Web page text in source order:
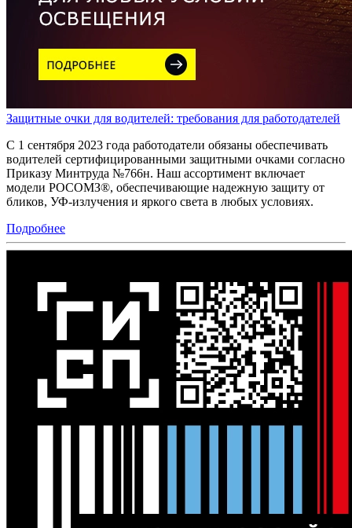
Защитные очки для водителей: требования для работодателей
С 1 сентября 2023 года работодатели обязаны обеспечивать
водителей сертифицированными защитными очками согласно
Приказу Минтруда №766н. Наш ассортимент включает
модели РОСОМЗ®, обеспечивающие надежную защиту от
бликов, УФ-излучения и яркого света в любых условиях.
Подробнее